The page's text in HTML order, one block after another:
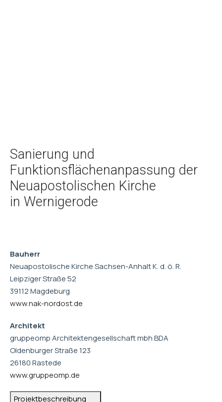
Sanierung und
Funktionsflächenanpassung der
Neuapostolischen Kirche
in Wernigerode
Bauherr
Neuapostolische Kirche Sachsen-Anhalt K. d. ö. R.
Leipziger Straße 52
39112 Magdeburg
www.nak-nordost.de
Architekt
gruppeomp Architektengesellschaft mbh BDA
Oldenburger Straße 123
26180 Rastede
www.gruppeomp.de
Projektbeschreibung